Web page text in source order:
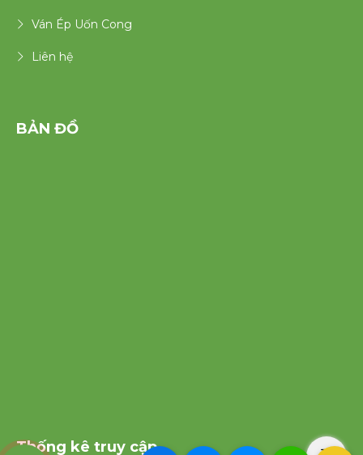
Ván Ép Uốn Cong
Liên hệ
BẢN ĐỒ
Thống kê truy cập